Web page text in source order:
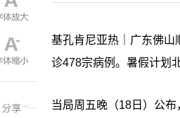
基孔肯尼亚热｜广东佛
诊478宗病例。暑假计划
当局周五晚（18日）公